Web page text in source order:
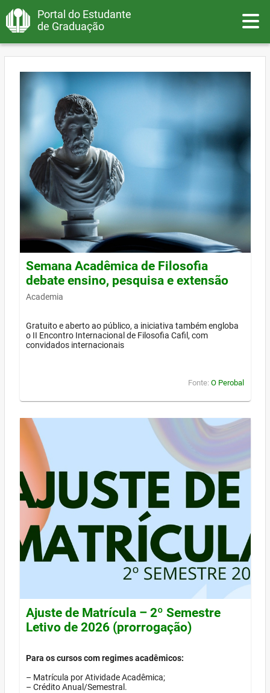
Portal do Estudante
de Graduação
Semana Acadêmica de Filosofia
debate ensino, pesquisa e extensão
Academia
Gratuito e aberto ao público, a iniciativa também engloba
o II Encontro Internacional de Filosofia Cafil, com
convidados internacionais
Fonte: O Perobal
Ajuste de Matrícula – 2º Semestre
Letivo de 2026 (prorrogação)
Para os cursos com regimes acadêmicos:
– Matrícula por Atividade Acadêmica;
– Crédito Anual/Semestral.